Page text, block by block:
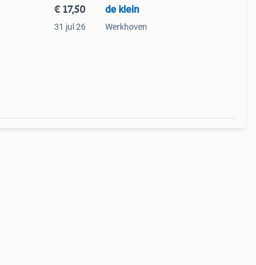
€ 17,50
31 jul 26
de klein
Werkhoven